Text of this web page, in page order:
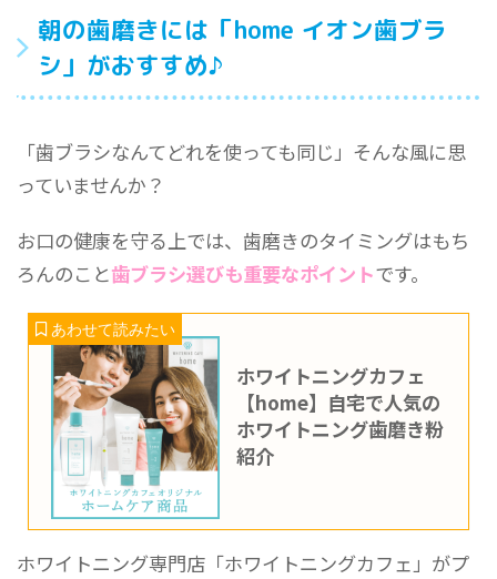
朝の歯磨きには「home イオン歯ブラ
シ」がおすすめ♪
「歯ブラシなんてどれを使っても同じ」そんな風に思
っていませんか？
お口の健康を守る上では、歯磨きのタイミングはもち
ろんのこと歯ブラシ選びも重要なポイントです。
ホワイトニングカフェ
【home】自宅で人気の
ホワイトニング歯磨き粉
紹介
ホワイトニング専門店「ホワイトニングカフェ」がプ